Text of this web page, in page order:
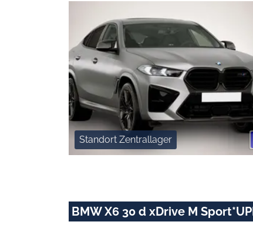
Standort Zentrallager
BMW X6 30 d xDrive M